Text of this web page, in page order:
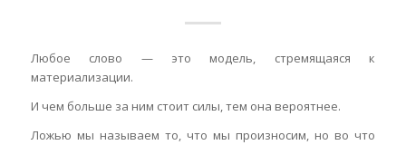
Любое слово — это модель, стремящаяся к
материализации.
И чем больше за ним стоит силы, тем она вероятнее.
Ложью мы называем то, что мы произносим, но во что